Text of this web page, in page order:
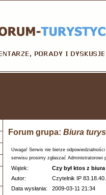
Forum grupa: Biura
Uwaga! Serwis nie bierze
serwisu prosimy zgłaszać Administratorowi
Wątek:
Czy był ktos z
Autor:
Czytelnik IP
Data wysłania:
2009-03-11 21:34